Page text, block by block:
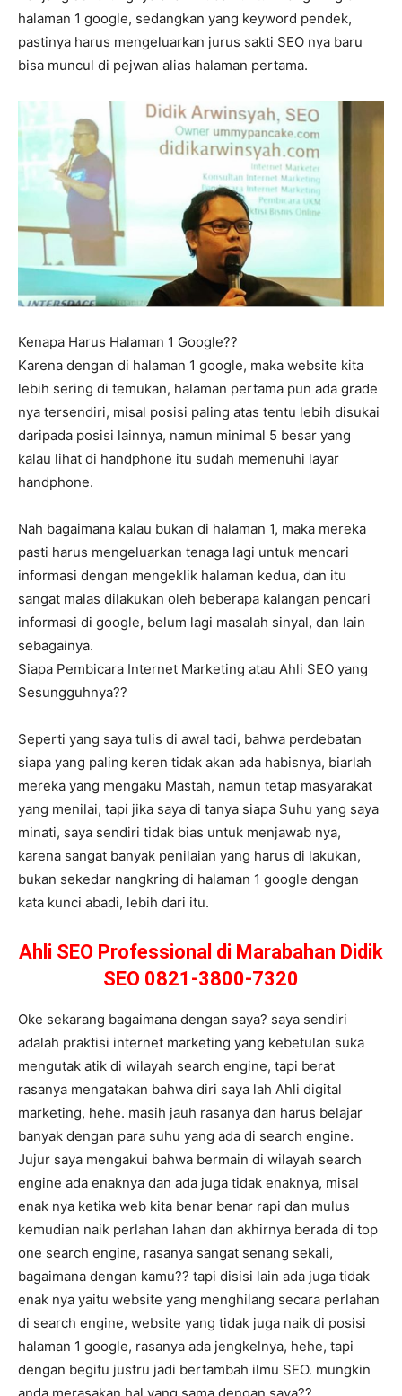
halaman 1 google, sedangkan yang keyword pendek,
pastinya harus mengeluarkan jurus sakti SEO nya baru
bisa muncul di pejwan alias halaman pertama.
Kenapa Harus Halaman 1 Google??
Karena dengan di halaman 1 google, maka website kita
lebih sering di temukan, halaman pertama pun ada grade
nya tersendiri, misal posisi paling atas tentu lebih disukai
daripada posisi lainnya, namun minimal 5 besar yang
kalau lihat di handphone itu sudah memenuhi layar
handphone.
Nah bagaimana kalau bukan di halaman 1, maka mereka
pasti harus mengeluarkan tenaga lagi untuk mencari
informasi dengan mengeklik halaman kedua, dan itu
sangat malas dilakukan oleh beberapa kalangan pencari
informasi di google, belum lagi masalah sinyal, dan lain
sebagainya.
Siapa Pembicara Internet Marketing atau Ahli SEO yang
Sesungguhnya??
Seperti yang saya tulis di awal tadi, bahwa perdebatan
siapa yang paling keren tidak akan ada habisnya, biarlah
mereka yang mengaku Mastah, namun tetap masyarakat
yang menilai, tapi jika saya di tanya siapa Suhu yang saya
minati, saya sendiri tidak bias untuk menjawab nya,
karena sangat banyak penilaian yang harus di lakukan,
bukan sekedar nangkring di halaman 1 google dengan
kata kunci abadi, lebih dari itu.
Ahli SEO Professional di Marabahan Didik
SEO 0821-3800-7320
Oke sekarang bagaimana dengan saya? saya sendiri
adalah praktisi internet marketing yang kebetulan suka
mengutak atik di wilayah search engine, tapi berat
rasanya mengatakan bahwa diri saya lah Ahli digital
marketing, hehe. masih jauh rasanya dan harus belajar
banyak dengan para suhu yang ada di search engine.
Jujur saya mengakui bahwa bermain di wilayah search
engine ada enaknya dan ada juga tidak enaknya, misal
enak nya ketika web kita benar benar rapi dan mulus
kemudian naik perlahan lahan dan akhirnya berada di top
one search engine, rasanya sangat senang sekali,
bagaimana dengan kamu?? tapi disisi lain ada juga tidak
enak nya yaitu website yang menghilang secara perlahan
di search engine, website yang tidak juga naik di posisi
halaman 1 google, rasanya ada jengkelnya, hehe, tapi
dengan begitu justru jadi bertambah ilmu SEO. mungkin